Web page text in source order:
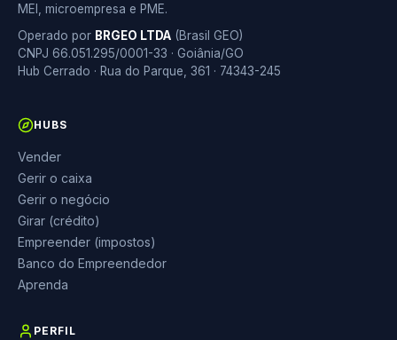
MEI, microempresa e PME.
Operado por BRGEO LTDA (Brasil GEO)
CNPJ 66.051.295/0001-33 · Goiânia/GO
Hub Cerrado · Rua do Parque, 361 · 74343-245
HUBS
Vender
Gerir o caixa
Gerir o negócio
Girar (crédito)
Empreender (impostos)
Banco do Empreendedor
Aprenda
PERFIL